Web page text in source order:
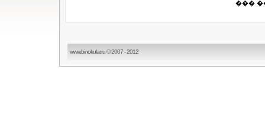
���
www.binokular.ru © 2007 - 2012